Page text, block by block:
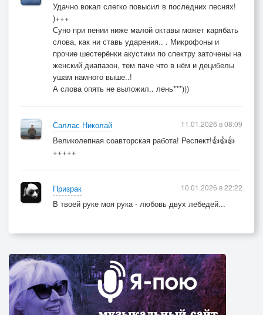
Удачно вокал слегко повысил в последних песнях!
)+++
Суно при пении ниже малой октавы может карябать
слова, как ни ставь ударения.. . Микрофоны и
прочие шестерёнки акустики по спектру заточены на
женский диапазон, тем паче что в нём и децибелы
ушам намного выше..!
А слова опять не выложил.. лень***)))
Саллас Николай
Великолепная соавторская работа! Респект!👍👍👍
+++++
11.01.2026 в 08:09
Призрак
В твоей руке моя рука - любовь двух лебедей...
10.01.2026 в 22:22